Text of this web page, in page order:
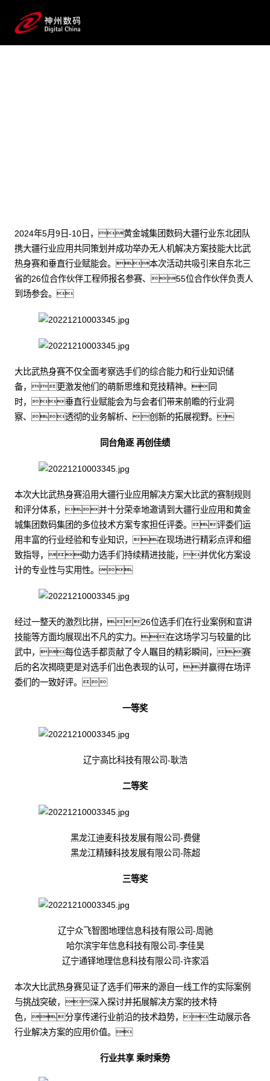
2024年5月9日-10日，黄金城集团数码大疆行业东北团队
携大疆行业应用共同策划并成功举办无人机解决方案技能大比武
热身赛和垂直行业赋能会。本次活动共吸引来自东北三
省的26位合作伙伴工程师报名参赛、55位合作伙伴负责人
到场参会。
大比武热身赛不仅全面考察选手们的综合能力和行业知识储
备，更激发他们的萌新思维和竞技精神。同
时，垂直行业赋能会为与会者们带来前瞻的行业洞
察、透彻的业务解析、创新的拓展视野。
同台角逐 再创佳绩
本次大比武热身赛沿用大疆行业应用解决方案大比武的赛制规则
和评分体系，并十分荣幸地邀请到大疆行业应用和黄金
城集团数码集团的多位技术方案专家担任评委。评委们运
用丰富的行业经验和专业知识，在现场进行精彩点评和细
致指导，助力选手们持续精进技能，并优化方案设
计的专业性与实用性。
经过一整天的激烈比拼，26位选手们在行业案例和宣讲
技能等方面均展现出不凡的实力。在这场学习与较量的比
武中，每位选手都贡献了令人瞩目的精彩瞬间，赛
后的名次揭晓更是对选手们出色表现的认可，并赢得在场评
委们的一致好评。
一等奖
辽宁高比科技有限公司-耿浩
二等奖
黑龙江迪麦科技发展有限公司-费健
黑龙江精臻科技发展有限公司-陈超
三等奖
辽宁众飞智图地理信息科技有限公司-周驰
哈尔滨宇年信息科技有限公司-李佳昊
辽宁通铎地理信息科技有限公司-许家滔
本次大比武热身赛见证了选手们带来的源自一线工作的实际案例
与挑战突破，深入探讨并拓展解决方案的技术特
色，分享传递行业前沿的技术趋势，生动展示各
行业解决方案的应用价值。
行业共享 乘时乘势